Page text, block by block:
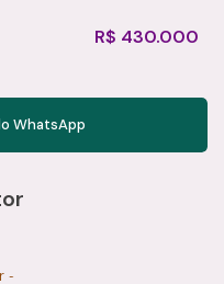
R$ 430.000
WhatsApp